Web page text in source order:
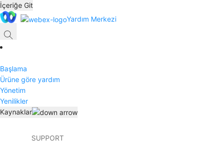
İçeriğe Git
Yardım Merkezi
Başlama
Ürüne göre yardım
Yönetim
Yenilikler
Kaynaklar
SUPPORT